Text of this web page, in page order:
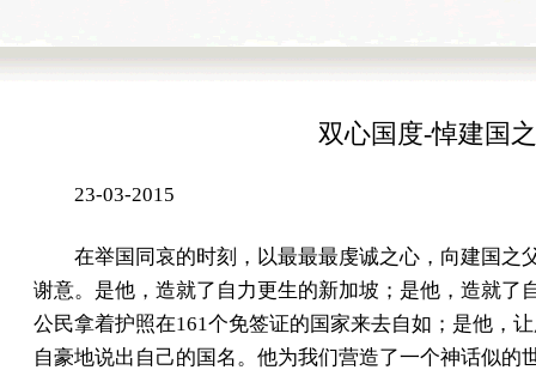
双心国度-悼建国
23-03-2015
在举国同哀的时刻，以最最最虔诚之心，向建国之
谢意。是他，造就了自力更生的新加坡；是他，造就了
公民拿着护照在161个免签证的国家来去自如；是他，
自豪地说出自己的国名。他为我们营造了一个神话似的